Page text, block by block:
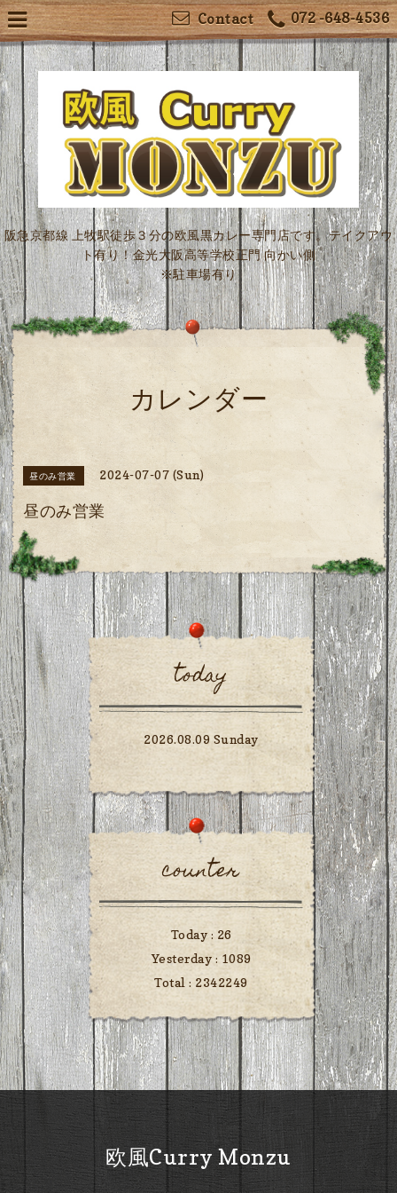
072 -648-4536
Contact
阪急京都線 上牧駅徒歩３分の欧風黒カレー専門店です。テイクアウ
ト有り！金光大阪高等学校正門 向かい側
※駐車場有り
カレンダー
昼のみ営業 2024-07-07 (Sun)
昼のみ営業
today
2026.08.09 Sunday
counter
Today : 26
Yesterday : 1089
Total : 2342249
欧風Curry Monzu